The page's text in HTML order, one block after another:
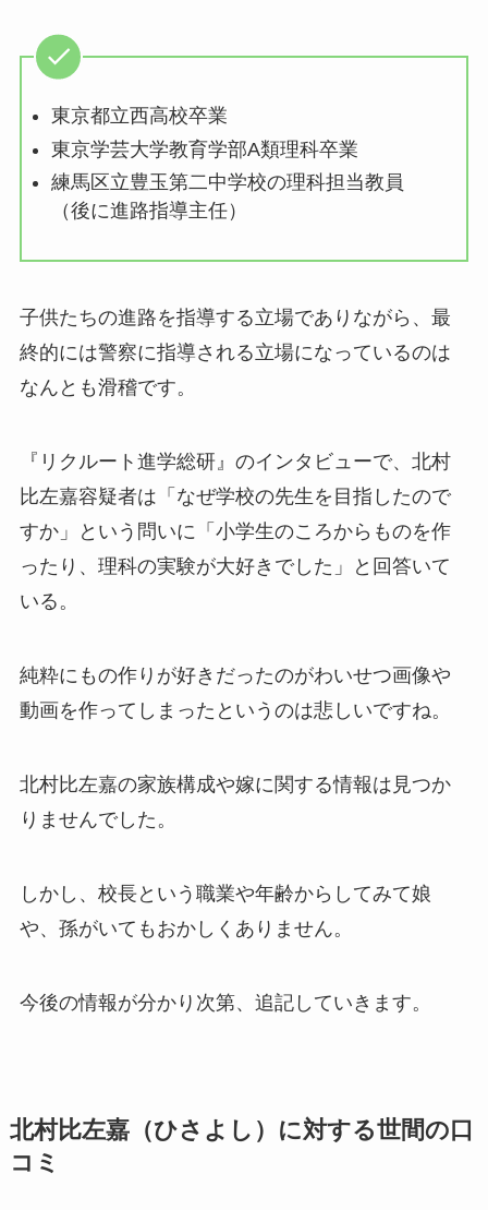
東京都立西高校卒業
東京学芸大学教育学部A類理科卒業
練馬区立豊玉第二中学校の理科担当教員
（後に進路指導主任）
子供たちの進路を指導する立場でありながら、最
終的には警察に指導される立場になっているのは
なんとも滑稽です。
『リクルート進学総研』のインタビューで、北村
比左嘉容疑者は「なぜ学校の先生を目指したので
すか」という問いに「小学生のころからものを作
ったり、理科の実験が大好きでした」と回答いて
いる。
純粋にもの作りが好きだったのがわいせつ画像や
動画を作ってしまったというのは悲しいですね。
北村比左嘉の家族構成や嫁に関する情報は見つか
りませんでした。
しかし、校長という職業や年齢からしてみて娘
や、孫がいてもおかしくありません。
今後の情報が分かり次第、追記していきます。
北村比左嘉（ひさよし）に対する世間の口
コミ